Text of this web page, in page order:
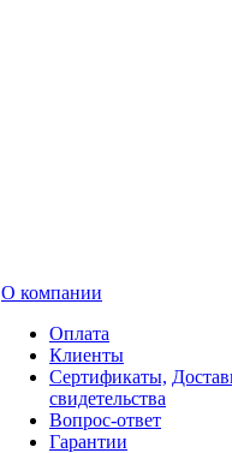
О компании
Оплата
Клиенты
Сертификаты,
свидетельства
Вопрос-ответ
Гарантии